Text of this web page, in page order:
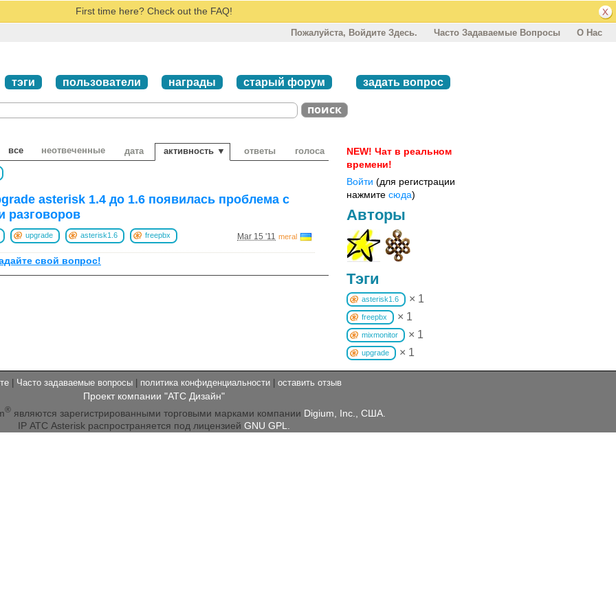
First time here? Check out the FAQ!
Пожалуйста, Войдите Здесь. Часто Задаваемые Вопросы О Нас
тэги пользователи награды старый форум задать вопрос
все неотвеченные дата активность ▼ ответы голоса
Mar 15 '11 meral
asterisk 1.4 до 1.6 появилась проблема с
разговоров
upgrade asterisk1.6 freepbx
свой вопрос!
NEW! Чат в реальном
времени!
Войти (для регистрации
нажмите сюда)
Авторы
Тэги
asterisk1.6 × 1
freepbx × 1
mixmonitor × 1
upgrade × 1
| Часто задаваемые вопросы | политика конфиденциальности | оставить отзыв
Проект компании "АТС Дизайн"
®являются зарегистрированными торговыми марками компании Digium, Inc., США.
IP АТС Asterisk распространяется под лицензией GNU GPL.